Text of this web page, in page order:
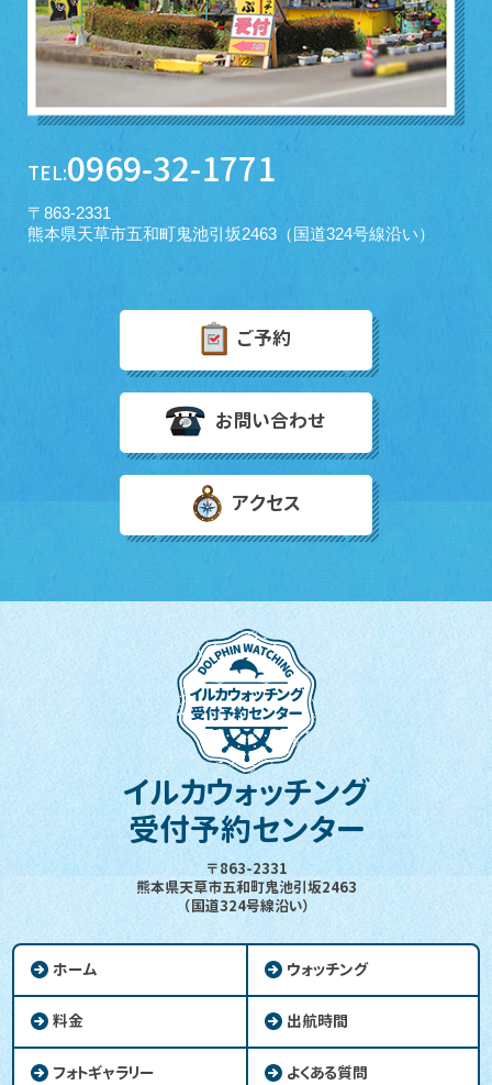
TEL:0969-32-1771
〒863-2331
熊本県天草市五和町鬼池引坂2463（国道324号線沿い）
ご予約
お問い合わせ
アクセス
イルカウォッチング
受付予約センター
〒863-2331
熊本県天草市五和町鬼池引坂2463
（国道324号線沿い）
ホーム ウォッチング
料金 出航時間
フォトギャラリー よくある質問